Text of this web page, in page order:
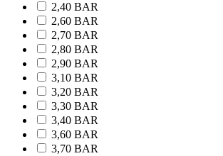
2,40 BAR
2,60 BAR
2,70 BAR
2,80 BAR
2,90 BAR
3,10 BAR
3,20 BAR
3,30 BAR
3,40 BAR
3,60 BAR
3,70 BAR